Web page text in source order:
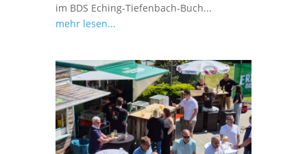
im BDS Eching-Tiefenbach-Buch...
mehr lesen...